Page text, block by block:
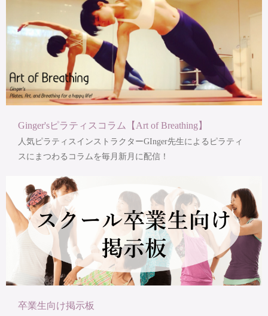
Ginger'sピラティスコラム【Art of Breathing】
人気ピラティスインストラクターGInger先生によるピラティ
スにまつわるコラムを毎月新月に配信！
卒業生向け掲示板